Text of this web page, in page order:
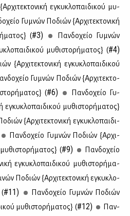
εγκυ­κλο­παι­δι­κού μυ­
Γυ­μνών Πο­διών {Αρ­χι­τε­κτο­νι­κή
(#3)
Παν­δο­χείο Γυ­μνών
μυ­θι­στο­ρή­μα­τος} (#4)
{Αρ­χι­τε­κτο­νι­κή εγκυ­κλο­παι­δι­κού
Γυ­μνών Πο­διών {Αρ­χι­τε­κτο­
(#6)
Παν­δο­χείο Γυ­
εγκυ­κλο­παι­δι­κού μυ­θι­στο­ρή­μα­τος}
{Αρ­χι­τε­κτο­νι­κή εγκυ­κλο­παι­δι­
Παν­δο­χείο Γυ­μνών Πο­διών {Αρ­χι­
μυ­θι­στο­ρή­μα­τος} (#9)
Παν­δο­χείο
εγκυ­κλο­παι­δι­κού μυ­θι­στο­ρή­μα­
Πο­διών {Αρ­χι­τε­κτο­νι­κή εγκυ­κλο­
#11)
Παν­δο­χείο Γυ­μνών Πο­διών
μυ­θι­στο­ρή­μα­τος} (#12)
Παν­